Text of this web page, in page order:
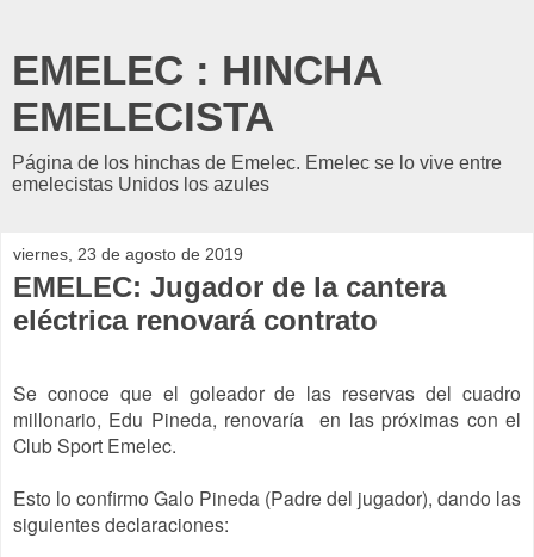
EMELEC : HINCHA
EMELECISTA
Página de los hinchas de Emelec. Emelec se lo vive entre
emelecistas Unidos los azules
viernes, 23 de agosto de 2019
EMELEC: Jugador de la cantera
eléctrica renovará contrato
Se conoce que el goleador de las reservas del cuadro
millonario, Edu Pineda, renovaría
en las próximas con el
Club Sport Emelec.
Esto lo confirmo Galo Pineda (Padre del jugador), dando las
siguientes declaraciones: